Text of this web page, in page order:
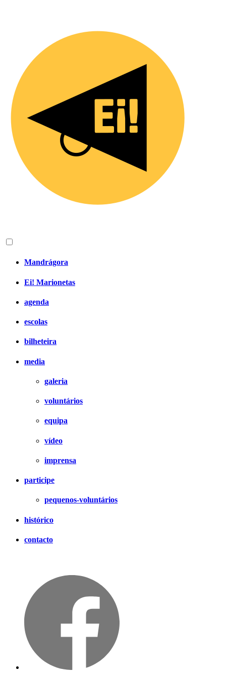
Mandrágora
Ei! Marionetas
agenda
escolas
bilheteira
media
galeria
voluntários
equipa
vídeo
imprensa
participe
pequenos-voluntários
histórico
contacto